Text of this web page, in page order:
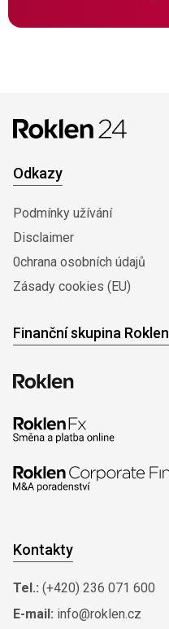
Odkazy
Podmínky užívání
Disclaimer
0chrana osobních údajů
Zásady cookies (EU)
Finanční skupina Roklen
Kontakty
Tel.: (+420) 236 071 600
E-mail: info@roklen.cz